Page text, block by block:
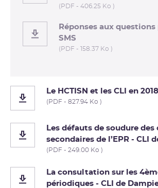
(PDF - 406.25 Ko )
Réponses aux questions
SMS
(PDF - 158.37 Ko )
Le HCTISN et les CLI en 2018
(PDF - 827.94 Ko )
Les défauts de soudure
secondaires de l’EPR - CLI
(PDF - 249.00 Ko )
La consultation sur les
périodiques - CLI de